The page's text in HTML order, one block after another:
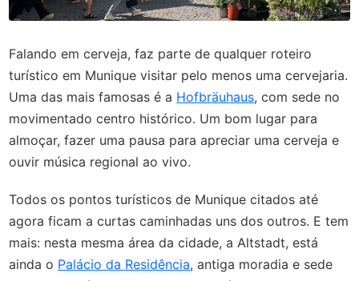
Falando em cerveja, faz parte de qualquer roteiro
turístico em Munique visitar pelo menos uma cervejaria.
Uma das mais famosas é a Hofbräuhaus, com sede no
movimentado centro histórico. Um bom lugar para
almoçar, fazer uma pausa para apreciar uma cerveja e
ouvir música regional ao vivo.
Todos os pontos turísticos de Munique citados até
agora ficam a curtas caminhadas uns dos outros. E tem
mais: nesta mesma área da cidade, a Altstadt, está
ainda o Palácio da Residência, antiga moradia e sede